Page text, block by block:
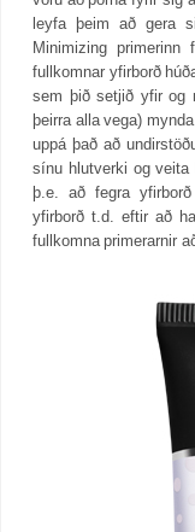
leyfa þeim að gera
Minimizing primerinn
fullkomnar yfirborð
sem þið setjið yfir og
þeirra alla vega)
uppá það að
sínu hlutverki og veita
þ.e. að fegra
yfirborð t.d. eftir að
fullkomna primerarnir